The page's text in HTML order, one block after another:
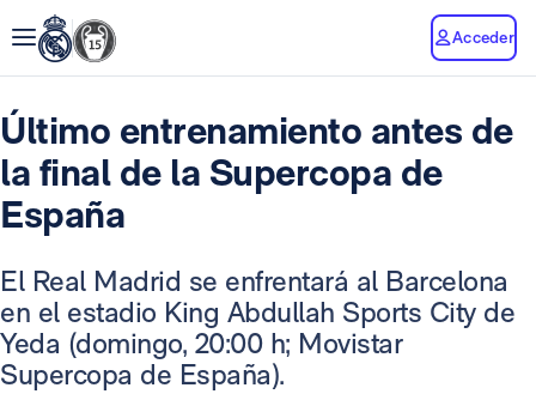
Acceder
Último entrenamiento antes de
la final de la Supercopa de
España
El Real Madrid se enfrentará al Barcelona
en el estadio King Abdullah Sports City de
Yeda (domingo, 20:00 h; Movistar
Supercopa de España).